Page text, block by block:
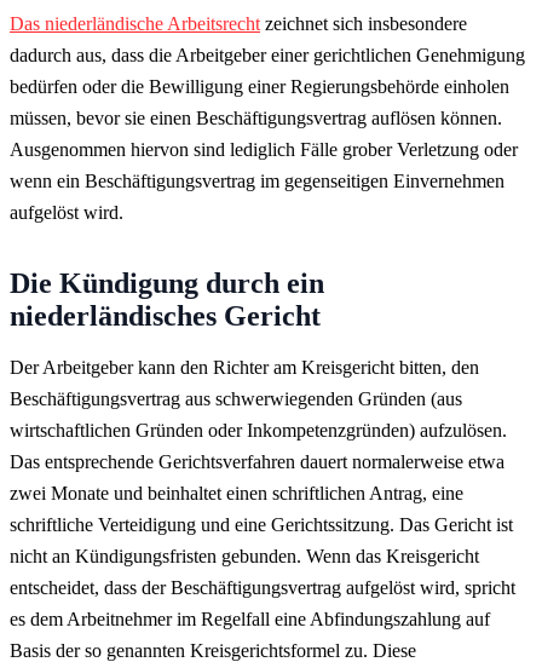
Das niederländische Arbeitsrecht zeichnet sich insbesondere
dadurch aus, dass die Arbeitgeber einer gerichtlichen Genehmigung
bedürfen oder die Bewilligung einer Regierungsbehörde einholen
müssen, bevor sie einen Beschäftigungsvertrag auflösen können.
Ausgenommen hiervon sind lediglich Fälle grober Verletzung oder
wenn ein Beschäftigungsvertrag im gegenseitigen Einvernehmen
aufgelöst wird.
Die Kündigung durch ein
niederländisches Gericht
Der Arbeitgeber kann den Richter am Kreisgericht bitten, den
Beschäftigungsvertrag aus schwerwiegenden Gründen (aus
wirtschaftlichen Gründen oder Inkompetenzgründen) aufzulösen.
Das entsprechende Gerichtsverfahren dauert normalerweise etwa
zwei Monate und beinhaltet einen schriftlichen Antrag, eine
schriftliche Verteidigung und eine Gerichtssitzung. Das Gericht ist
nicht an Kündigungsfristen gebunden. Wenn das Kreisgericht
entscheidet, dass der Beschäftigungsvertrag aufgelöst wird, spricht
es dem Arbeitnehmer im Regelfall eine Abfindungszahlung auf
Basis der so genannten Kreisgerichtsformel zu. Diese